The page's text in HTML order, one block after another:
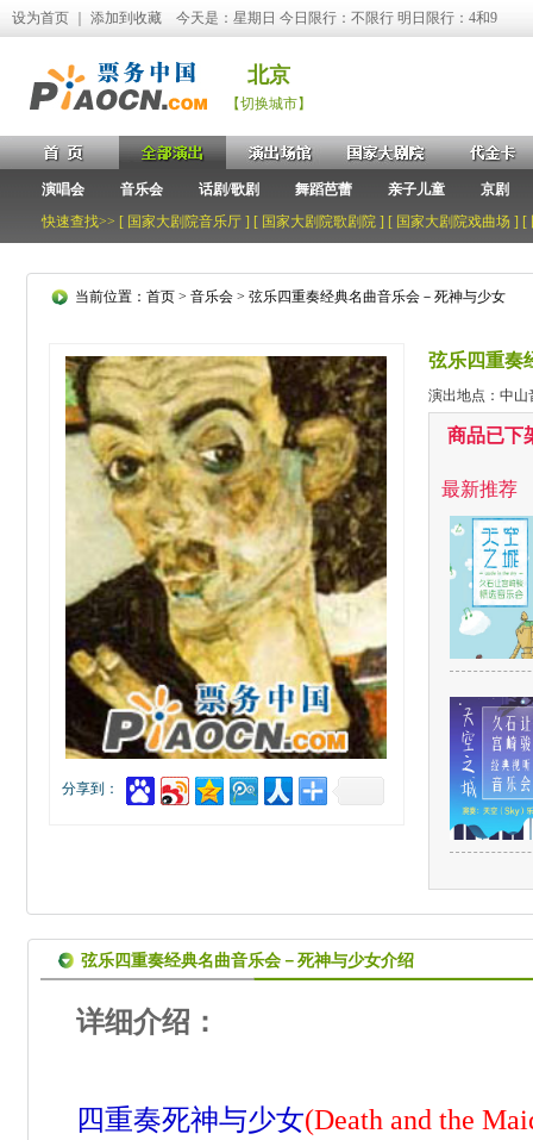
设为首页 添加到收藏 今天是：星期日 今日限行：不限行 明日限行：4和9
北京
【切换城市】
演唱会 音乐会 话剧/歌剧 舞蹈芭蕾 亲子儿童
京剧
快速查找>> [ 国家大剧院音乐厅 ] [ 国家大剧院歌剧院 ] [ 国家大剧院戏曲场 ] [
当前位置： 首页> 音乐会> 弦乐四重奏经典名曲音乐会－死神与少女
分享到：
弦乐四重奏
演出地点：中山
商品已下
最新推荐
弦乐四重奏经典名曲音乐会－死神与少女介绍
详细介绍：
四重奏死神与少女(Death and the